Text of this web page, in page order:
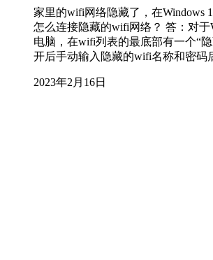
家里的wifi网络隐藏了，在Windows
怎么连接隐藏的wifi网络？ 答：对于
电脑，在wifi列表的最底部有一个“
开后手动输入隐藏的wifi名称和密码
2023年2月16日